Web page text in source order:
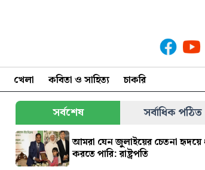
খেলা কবিতা ও সাহিত্য চাকরি
সর্বশেষ সর্বাধিক পঠিত
আমরা যেন জুলাইয়ের চেতনা হৃদয়ে
করতে পারি: রাষ্ট্রপতি